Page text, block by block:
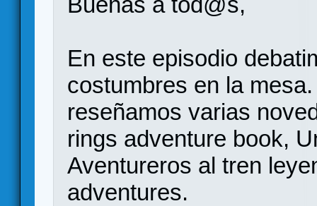
En este episodio
costumbres en la
reseñamos varias
rings adventure book,
Aventureros al tren
adventures.